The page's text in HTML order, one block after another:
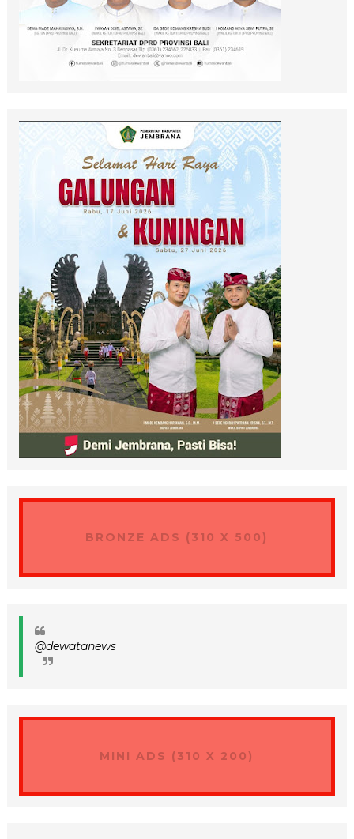
BRONZE ADS (310 X 500)
@dewatanews
MINI ADS (310 X 200)